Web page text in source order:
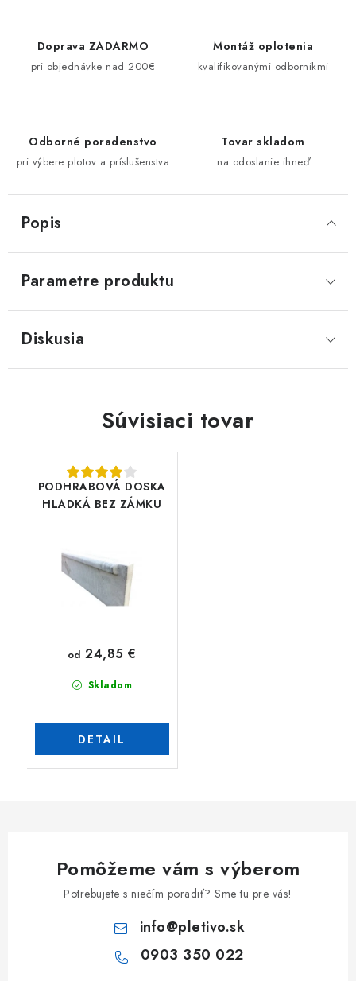
Doprava ZADARMO
pri objednávke nad 200€
Montáž oplotenia
kvalifikovanými odborníkmi
Odborné poradenstvo
pri výbere plotov a príslušenstva
Tovar skladom
na odoslanie ihneď
Popis
Parametre produktu
Diskusia
Súvisiaci tovar
PODHRABOVÁ DOSKA
HLADKÁ BEZ ZÁMKU
Skladom
od 24,85 €
DETAIL
Pomôžeme vám s výberom
Potrebujete s niečím poradiť? Sme tu pre vás!
info@pletivo.sk
0903 350 022